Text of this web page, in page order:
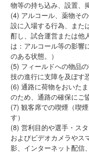
物等の持ち込み、設置、
(4) アルコール、薬物そ
設に入場する行為、また
酊し、試合運営または他
は：アルコール等の影響
のある状態。）
(5) フィールドへの物品
技の進行に支障を及ぼす
(6) 通路に荷物をおいた
のため、通路の確保にご
(7) 観客席での喫煙（喫
す）
(8) 営利目的や選手・ス
およびビデオカメラやス
影、インターネット配信